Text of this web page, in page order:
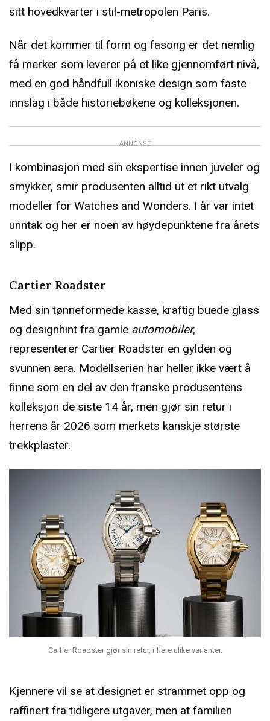
sitt hovedkvarter i stil-metropolen Paris.
Når det kommer til form og fasong er det nemlig
få merker som leverer på et like gjennomført nivå,
med en god håndfull ikoniske design som faste
innslag i både historiebøkene og kolleksjonen.
ANNONSE
I kombinasjon med sin ekspertise innen juveler og
smykker, smir produsenten alltid ut et rikt utvalg
modeller for Watches and Wonders. I år var intet
unntak og her er noen av høydepunktene fra årets
slipp.
Cartier Roadster
Med sin tønneformede kasse, kraftig buede glass
og designhint fra gamle automobiler,
representerer Cartier Roadster en gylden og
svunnen æra. Modellserien har heller ikke vært å
finne som en del av den franske produsentens
kolleksjon de siste 14 år, men gjør sin retur i
herrens år 2026 som merkets kanskje største
trekkplaster.
Cartier Roadster gjør sin retur, i flere ulike varianter.
Kjennere vil se at designet er strammet opp og
raffinert fra tidligere utgaver, men at familien